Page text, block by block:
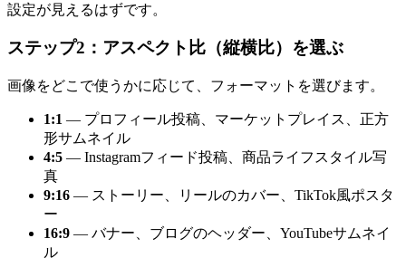
設定が見えるはずです。
ステップ2：アスペクト比（縦横比）を選ぶ
画像をどこで使うかに応じて、フォーマットを選びます。
1:1 — プロフィール投稿、マーケットプレイス、正方
形サムネイル
4:5 — Instagramフィード投稿、商品ライフスタイル写
真
9:16 — ストーリー、リールのカバー、TikTok風ポスタ
ー
16:9 — バナー、ブログのヘッダー、YouTubeサムネイ
ル